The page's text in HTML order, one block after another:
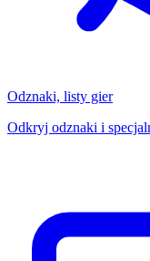
Odznaki, listy gier
Odkryj odznaki i